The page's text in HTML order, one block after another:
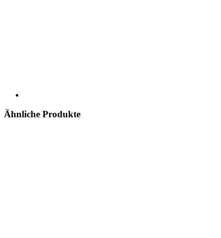
Ähnliche Produkte